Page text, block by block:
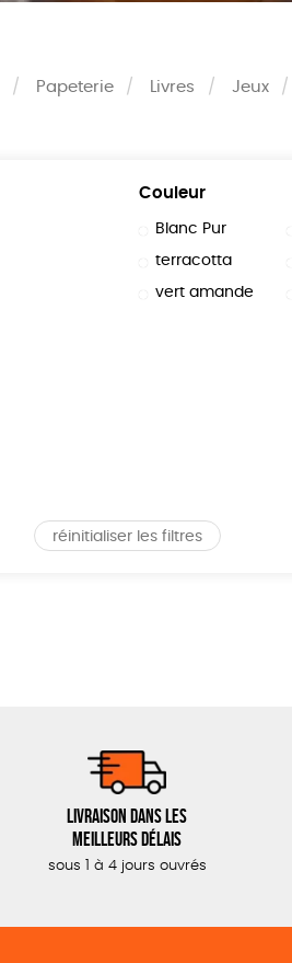
Papeterie Livres Jeux
Couleur
Blanc Pur
terracotta
vert amande
réinitialiser les filtres
Livraison dans les
meilleurs délais
sous 1 à 4 jours ouvrés